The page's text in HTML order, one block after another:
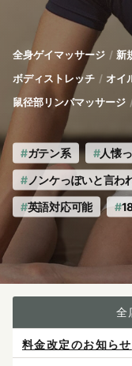
全身ゲイマッサージ 新
ボディストレッチ
オイ
鼠径部リンパマッサージ
ガテン系 人懐
ノンケっぽいと言わ
英語対応可能
全
X（旧Twitter）の